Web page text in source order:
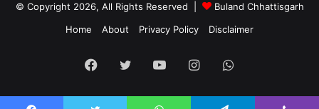
© Copyright 2026, All Rights Reserved |
Buland Chhattisgarh
Home
About Privacy Policy Disclaimer
Facebook
TwitterYouTubeInstagramWhatsApp